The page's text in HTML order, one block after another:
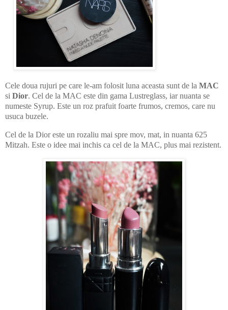
Cele doua rujuri pe care le-am folosit luna aceasta sunt de la MAC
si Dior. Cel de la MAC este din gama Lustreglass, iar nuanta se
numeste Syrup. Este un roz prafuit foarte frumos, cremos, care nu
usuca buzele.
Cel de la Dior este un rozaliu mai spre mov, mat, in nuanta 625
Mitzah. Este o idee mai inchis ca cel de la MAC, plus mai rezistent.